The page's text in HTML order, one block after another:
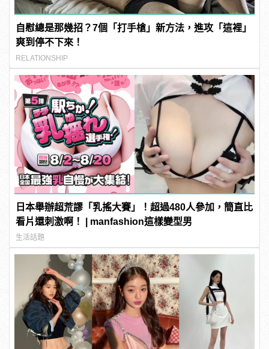
自慰總是那幾招？7個「打手槍」新方法，進攻「這裡」
爽到停不下來！
RELATIONSHIP
日本舉辦超荒謬「乳搖大賽」！超過480人參加，簡直比
看片還刺激啊！ | manfashion這樣變型男
生活話題